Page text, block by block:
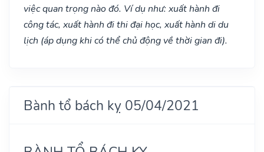
việc quan trọng nào đó. Ví dụ như: xuất hành đi
công tác, xuất hành đi thi đại học, xuất hành di du
lịch (áp dụng khi có thể chủ động về thời gian đi).
Bành tổ bách kỵ 05/04/2021